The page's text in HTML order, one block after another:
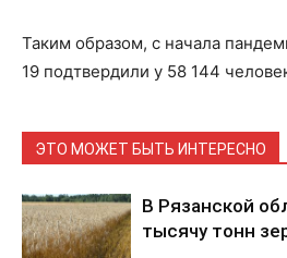
Таким образом, с начала
19 подтвердили у 58 144
ЭТО МОЖЕТ БЫТЬ ИНТЕРЕСНО
В Рязанской
тысячу тонн